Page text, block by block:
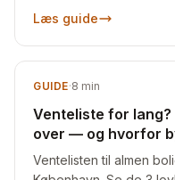
Læs guide
GUIDE·8 min
Venteliste for
over — og hvorfor
Ventelisten til almen